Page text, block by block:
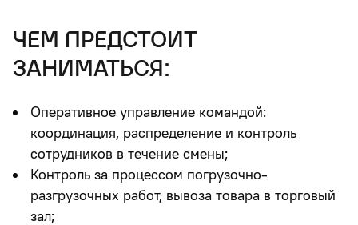
чем предстоит
заниматься:
Оперативное управление командой:
координация, распределение и контроль
сотрудников в течение смены;
Контроль за процессом погрузочно-
разгрузочных работ, вывоза товара в торговый
зал;